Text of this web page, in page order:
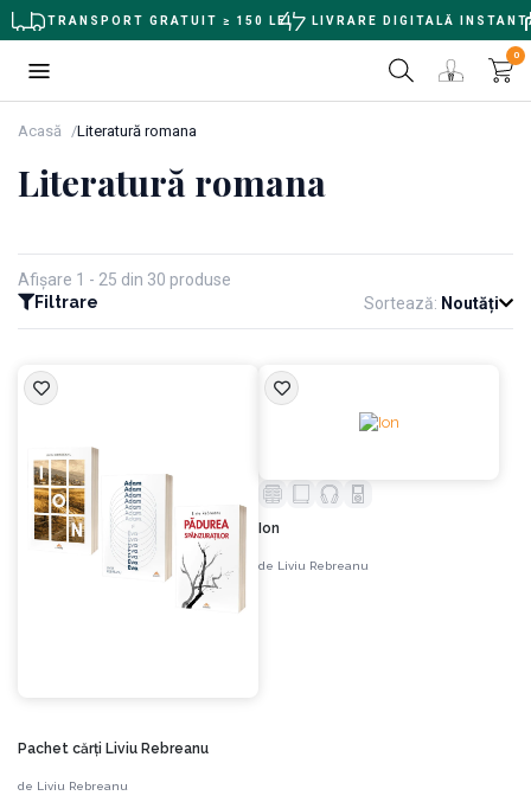
TRANSPORT GRATUIT ≥ 150 LEI LIVRARE DIGITALĂ
0
Acasă Literatură romana
Literatură romana
Afișare 1 - 25 din 30 produse
Filtrare
Sortează: Noutăți
Pachet cărți Liviu Rebreanu
de Liviu Rebreanu
Ion
de Liviu Rebreanu